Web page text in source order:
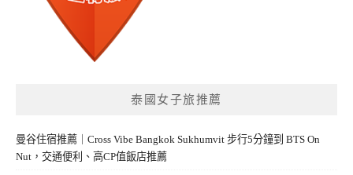
泰國女子旅推薦
曼谷住宿推薦｜Cross Vibe Bangkok Sukhumvit 步行5分鐘到 BTS On
Nut，交通便利、高CP值飯店推薦